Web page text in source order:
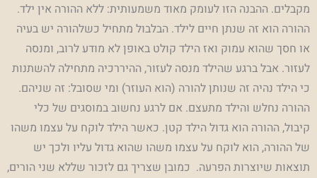
מקבלים. ההבנה הזו לעומק מאוד משמעותית: ללא ההורה אין ילד.
ההורה הוא זה שנתן חיים לילד. הבלבול מתחיל כשלהורה יש בעיה
או חסך שהוא עמוק ואז הילד קולט באופן לא מודע לרוב, ומנסה
לעזור. אבל ברגע שהילד מנסה לעזור, ההיררכיה מתחילה להשתנות
כי הילד נהיה זה שנותן להורה (הוא העוזר) ומי שסובל: זה שניהם.
ההורה נחלש והילד מתעצם. אם לרגע נחשוב במוסגים של כלי
קיבול, ההורה הוא גדול הילד קטן. כאשר הילד לוקח על עצמו משהו
של ההורה, הוא לוקח על עצמו משהו שהוא גדול עליו ולכך יש
תוצאות שיוצרות הפרעה. כמובן שצריך גם לזכור שללא שני הורים,